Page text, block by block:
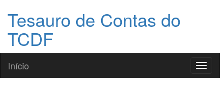
Tesauro de Contas do
TCDF
Início